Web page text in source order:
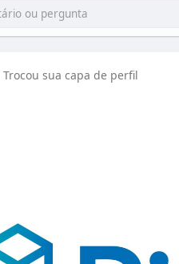
Trocou sua capa de perfil